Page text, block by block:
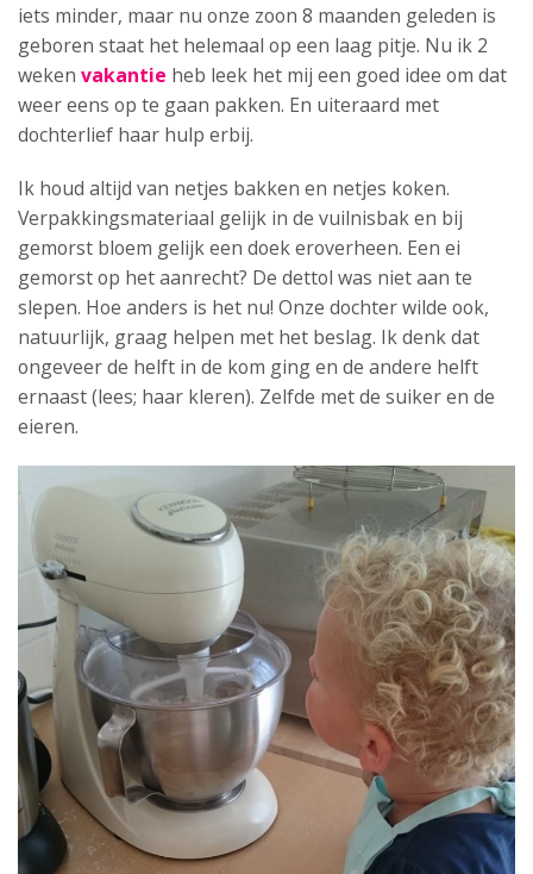
iets minder, maar nu onze zoon 8 maanden geleden is
geboren staat het helemaal op een laag pitje. Nu ik 2
weken vakantie heb leek het mij een goed idee om dat
weer eens op te gaan pakken. En uiteraard met
dochterlief haar hulp erbij.
Ik houd altijd van netjes bakken en netjes koken.
Verpakkingsmateriaal gelijk in de vuilnisbak en bij
gemorst bloem gelijk een doek eroverheen. Een ei
gemorst op het aanrecht? De dettol was niet aan te
slepen. Hoe anders is het nu! Onze dochter wilde ook,
natuurlijk, graag helpen met het beslag. Ik denk dat
ongeveer de helft in de kom ging en de andere helft
ernaast (lees; haar kleren). Zelfde met de suiker en de
eieren.